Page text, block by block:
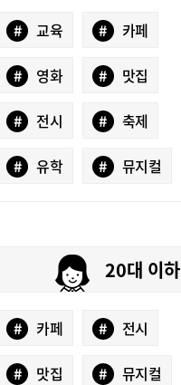
# 교육 # 카페
# 영화 # 맛집
# 전시 # 축제
# 유학 # 뮤지컬
20대 이하
# 카페 # 전시
# 맛집 # 뮤지컬